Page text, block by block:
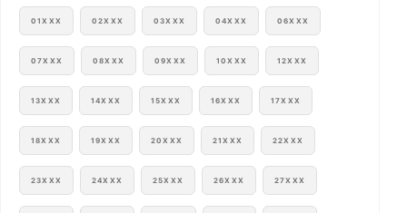
01XXX 02XXX 03XXX 04XXX 06XXX
07XXX 08XXX 09XXX 10XXX 12XXX
13XXX 14XXX 15XXX 16XXX 17XXX
18XXX 19XXX 20XXX 21XXX 22XXX
23XXX 24XXX 25XXX 26XXX 27XXX